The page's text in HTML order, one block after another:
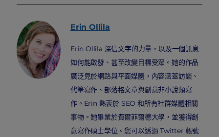
Erin Ollila
Erin Ollila 深信文字的力量，以及一個訊息
如何能啟發、甚至改變目標受眾。她的作品
廣泛見於網路與平面媒體，內容涵蓋訪談、
代筆寫作、部落格文章與創意非小說類寫
作。Erin 熱衷於 SEO 和所有社群媒體相關
事物。她畢業於費爾菲爾德大學，並獲得創
意寫作碩士學位。您可以透過 Twitter 帳號